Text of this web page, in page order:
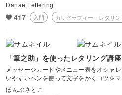
Danae Lettering
417 入門 カリグラフィー・レタリン
「筆之助」を使ったレタリング講
メッセージカードやメニュー表をオシャ
いやすいペンを使って文字をかくコツをマ
ほんぶさとこ